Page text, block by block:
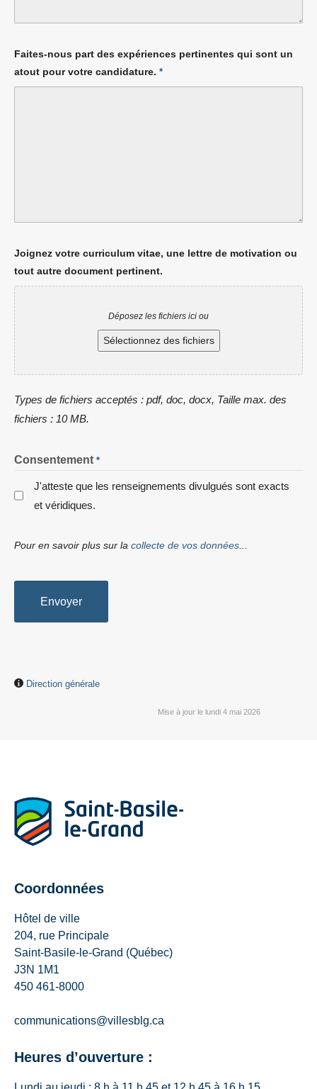
Faites-nous part des expériences pertinentes qui sont un
atout pour votre candidature. *
Joignez votre curriculum vitae, une lettre de motivation ou
tout autre document pertinent.
Déposez les fichiers ici ou
Sélectionnez des fichiers
Types de fichiers acceptés : pdf, doc, docx, Taille max. des
fichiers : 10 MB.
Consentement *
J'atteste que les renseignements divulgués sont exacts
et véridiques.
Pour en savoir plus sur la collecte de vos données
Envoyer
Direction générale
Mise à jour le lundi 4 mai 2026
Coordonnées
Hôtel de ville
204, rue Principale
Saint-Basile-le-Grand (Québec)
J3N 1M1
450 461-8000
communications@villesblg.ca
Heures d’ouverture :